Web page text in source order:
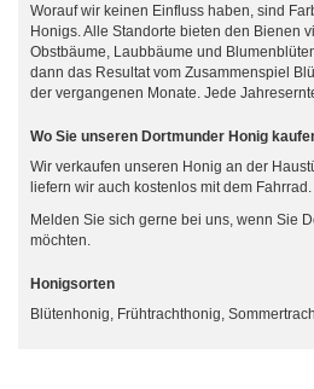
Worauf wir keinen Einfluss haben, sind
Honigs. Alle Standorte bieten den Bienen
Obstbäume, Laubbäume und
dann das Resultat vom Zusammenspiel
der vergangenen Monate. Jede
Wo Sie unseren Dortmunder Honig
Wir verkaufen unseren Honig an der
liefern wir auch kostenlos mit dem Fahrrad.
Melden Sie sich gerne bei uns, wenn Sie
möchten.
Honigsorten
Blütenhonig, Frühtrachthonig,